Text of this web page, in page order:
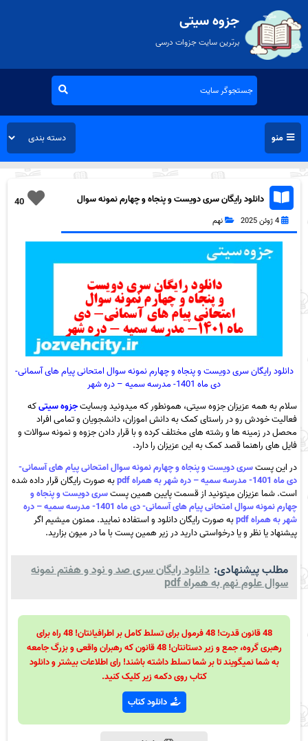
جزوه سیتی
برترین سایت جزوات درسی
منو
40
دانلود رایگان سری دویست و پنجاه و چهارم نمونه سوال
پیام های آسمان نهم به همراه pdf
4 ژوئن 2025 نهم
دانلود رایگان سری دویست و پنجاه و چهارم نمونه سوال امتحانی پیام های آسمانی-
دی ماه 1401- مدرسه سمیه – دره شهر
سلام به همه عزیزان جزوه سیتی، همونطور که میدونید وبسایتجزوه سیتیکه
فعالیت خودش رو در راستای کمک به دانش اموزان، دانشجویان و تمامی افراد
محصل در زمینه ها و رشته های مختلف کرده و با قرار دادن جزوه و نمونه سوالات و
فایل های راهنما قصد کمک به این عزیزان را دارد.
در این پستسری دویست و پنجاه و چهارم نمونه سوال امتحانی پیام های آسمانی-
دی ماه 1401- مدرسه سمیه – دره شهر به همراه pdf
به صورت رایگان قرار داده شده
است. شما عزیزان میتونید از قسمت پایین همین پستسری دویست و پنجاه و
چهارم نمونه سوال امتحانی پیام های آسمانی- دی ماه 1401- مدرسه سمیه – دره
شهر به همراه pdf
به صورت رایگان دانلود و استفاده نمایید. ممنون میشیم اگر
پیشنهاد یا نظر و یا درخواستی دارید در زیر همین پست با ما در میون بزارید.
مطلب پیشنهادی: دانلود رایگان سری صد و نود و هفتم نمونه
سوال علوم نهم به همراه pdf
48 قانون قدرت! 48 فرمول برای تسلط کامل بر اطرافیانتان! 48 راه برای
رهبری گروه، جمع و زیر دستانتان! 48 قانون که رهبران واقعی و بزرگ جامعه
به شما نمیگویند تا بر شما تسلط داشته باشند! رای اطلاعات بیشتر و دانلود
کتاب روی دکمه زیر کلیک کنید.
دانلود کتاب